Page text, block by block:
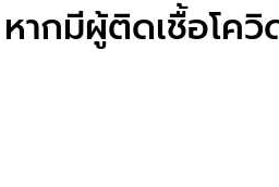
กมีผู้ติดเชื้อโควิ